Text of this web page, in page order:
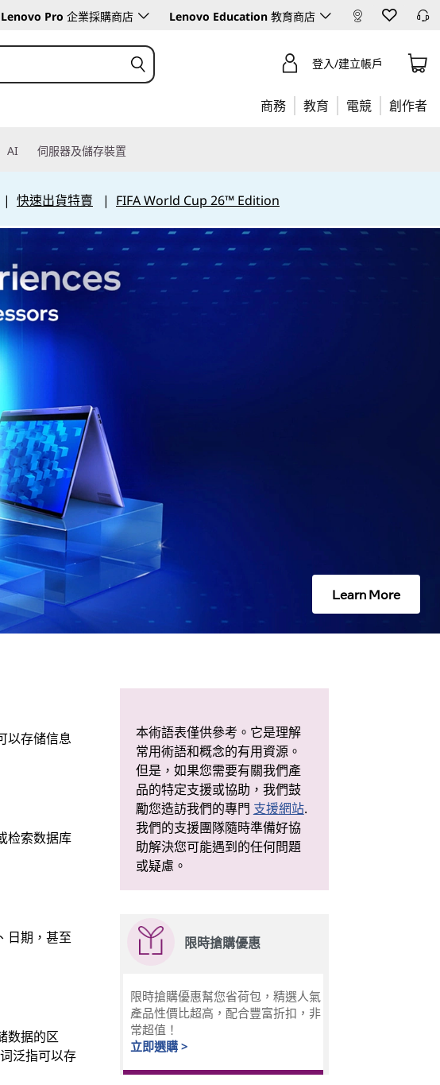
Lenovo Pro 企業採購商店 Lenovo Education 教育商店
登入/建立帳戶
商務 教育 電競 創作者
AI 伺服器及儲存裝置
| 快速出貨特賣 | FIFA World Cup 26™ Edition
Learn More
以存储信息
检索数据库
日期，甚至
数据的区
泛指可以存
本術語表僅供參考。它是理解
常用術語和概念的有用資源。
但是，如果您需要有關我們產
品的特定支援或協助，我們鼓
勵您造訪我們的專門 支援網站.
我們的支援團隊隨時準備好協
助解決您可能遇到的任何問題
或疑慮。
限時搶購優惠
限時搶購優惠幫您省荷包，精選人氣
產品性價比超高，配合豐富折扣，非
常超值！
立即選購 >